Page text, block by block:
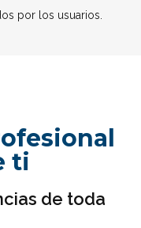
por los usuarios.
ti
de toda